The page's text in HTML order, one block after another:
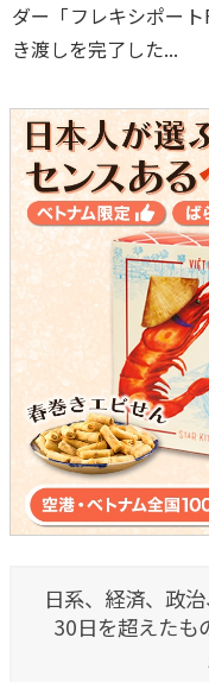
ダー「フレキシポー
き渡しを完了した...
日系、経済、政
30日を超えたも